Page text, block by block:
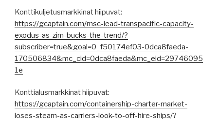
Konttikuljetusmarkkinat hiipuvat:
https://gcaptain.com/msc-lead-transpacific-capacity-
exodus-as-zim-bucks-the-trend/?
subscriber=true&goal=0_f50174ef03-0dca8faeda-
170506834&mc_cid=0dca8faeda&mc_eid=29746095
1e
Konttialusmarkkinat hiipuvat:
https://gcaptain.com/containership-charter-market-
loses-steam-as-carriers-look-to-off-hire-ships/?